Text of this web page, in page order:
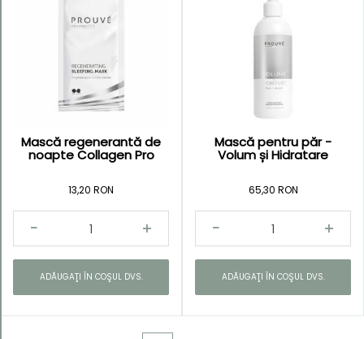
Mască regenerantă de
noapte Collagen Pro
13,20 RON
ADĂUGAŢI ÎN COŞUL DVS.
Mască pentru păr -
Volum și Hidratare
65,30 RON
ADĂUGAŢI ÎN COŞUL DVS.